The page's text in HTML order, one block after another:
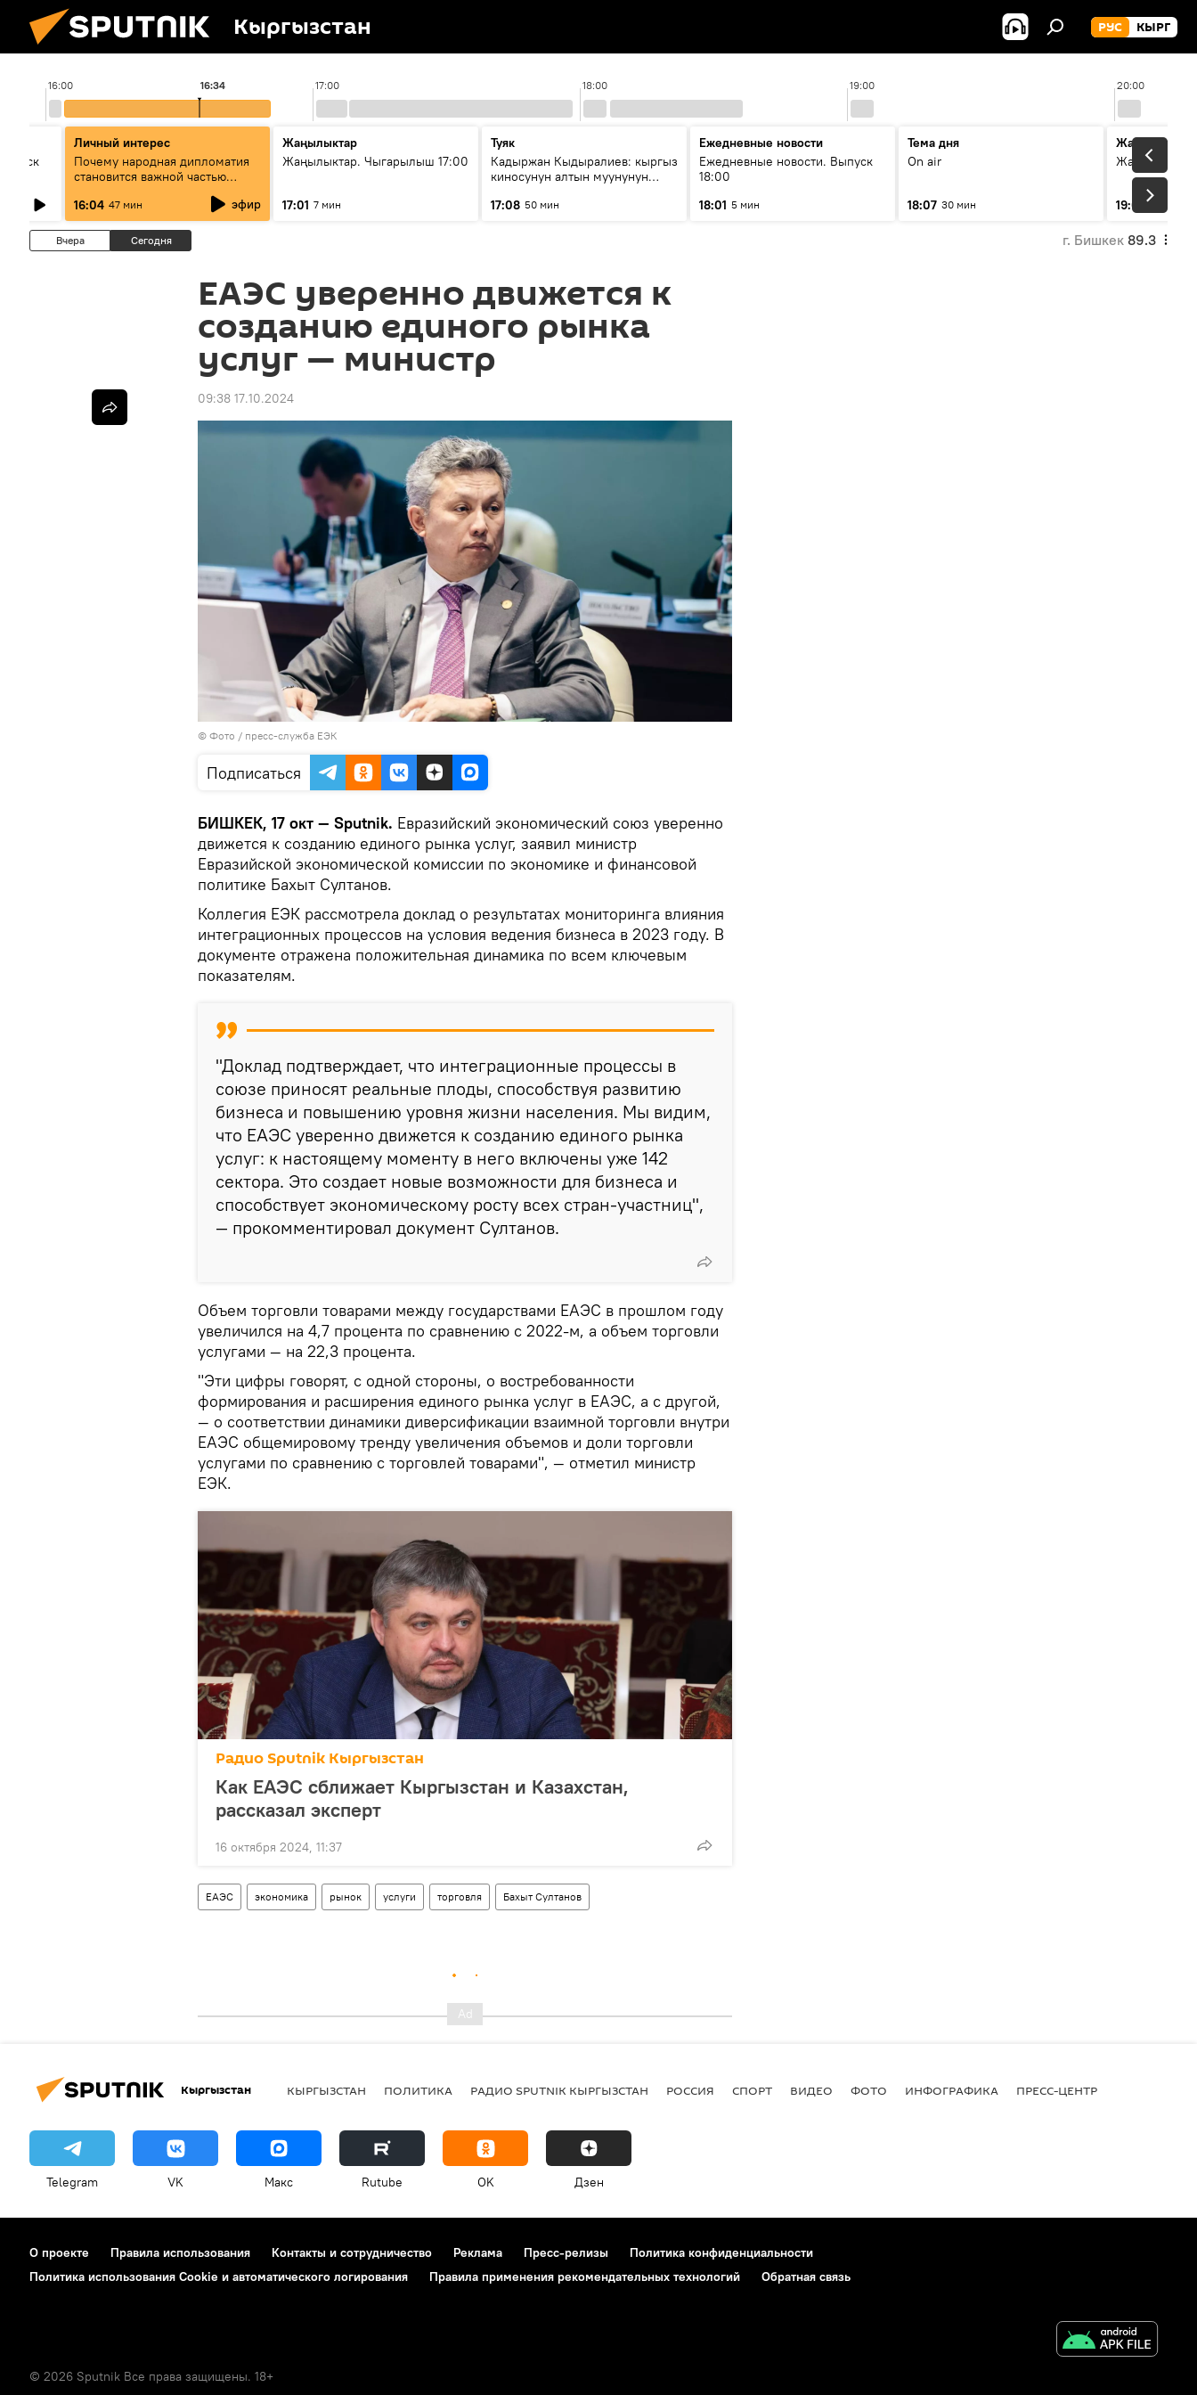
Кыргызстан РУС КЫРГ
16:00 17:00 18:00 19:00 20:00
16:34
Личный интерес
Почему народная дипломатия
становится важной частью
сотрудничества
16:04 47 мин эфир
Жаңылыктар
Жаңылыктар. Чыгарылыш 17:00
17:01 7 мин
Туяк
Кадыржан Кыдыралиев: кыргыз
киносунун алтын муунунун
17:08 50 мин
Ежедневные новости
Ежедневные новости. Выпуск
18:00
18:01 5 мин
Тема дня
On air
18:07 30 мин
Жаңылыктар
19:01 5 мин
Вчера Сегодня г. Бишкек 89.3
ЕАЭС уверенно движется к
созданию единого рынка
услуг — министр
09:38 17.10.2024
© Фото / пресс-служба ЕЭК
Подписаться
БИШКЕК, 17 окт — Sputnik. Евразийский экономический союз уверенно
движется к созданию единого рынка услуг, заявил министр
Евразийской экономической комиссии по экономике и финансовой
политике Бахыт Султанов.
Коллегия ЕЭК рассмотрела доклад о результатах мониторинга влияния
интеграционных процессов на условия ведения бизнеса в 2023 году. В
документе отражена положительная динамика по всем ключевым
показателям.
"Доклад подтверждает, что интеграционные процессы в
союзе приносят реальные плоды, способствуя развитию
бизнеса и повышению уровня жизни населения. Мы видим,
что ЕАЭС уверенно движется к созданию единого рынка
услуг: к настоящему моменту в него включены уже 142
сектора. Это создает новые возможности для бизнеса и
способствует экономическому росту всех стран-участниц",
— прокомментировал документ Султанов.
Объем торговли товарами между государствами ЕАЭС в прошлом году
увеличился на 4,7 процента по сравнению с 2022-м, а объем торговли
услугами — на 22,3 процента.
"Эти цифры говорят, с одной стороны, о востребованности
формирования и расширения единого рынка услуг в ЕАЭС, а с другой,
— о соответствии динамики диверсификации взаимной торговли внутри
ЕАЭС общемировому тренду увеличения объемов и доли торговли
услугами по сравнению с торговлей товарами", — отметил министр
ЕЭК.
Радио Sputnik Кыргызстан
Как ЕАЭС сближает Кыргызстан и Казахстан,
рассказал эксперт
16 октября 2024, 11:37
ЕАЭС экономика рынок услуги торговля Бахыт Султанов
Кыргызстан КЫРГЫЗСТАН ПОЛИТИКА РАДИО SPUTNIK КЫРГЫЗСТАН РОССИЯ СПОРТ ВИДЕО ФОТО ИНФОГРАФИКА ПРЕСС-ЦЕНТР
Telegram VK Макс Rutube OK Дзен
О проекте Правила использования Контакты и сотрудничество Реклама Пресс-релизы
Политика конфиденциальности
Политика использования Cookie и автоматического логирования
Правила применения рекомендательных технологий Обратная связь
© 2026 Sputnik Все права защищены. 18+